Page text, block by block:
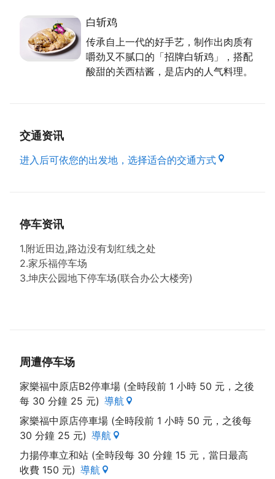
鸡，肉质够劲又不油腻，沾点酸甜的关西桔酱味道刚
好，这道白斩鸡是入厝、起家、娶媳妇或嫁女儿宴客
时，必备的圆满好菜。姜丝粉肠，选用当天现宰的温体
猪，清洗干净後，拌嫩姜丝、酱油膏、工研白醋炒，炸
菜。虽经几次搬迁，不轻易涨价的馔园仍将紮实经营，
以美食带给大家美好的用餐回忆。
白斩鸡
传承自上一代的好手艺，制作出肉质有
嚼劲又不腻口的「招牌白斩鸡」，搭配
酸甜的关西桔酱，是店内的人气料理。
交通资讯
进入后可依您的出发地，选择适合的交通方式
停车资讯
1.附近田边,路边没有划红线之处
2.家乐福停车场
3.坤庆公园地下停车场(联合办公大楼旁)
周遭停车场
家樂福中原店B2停車場 (全時段前 1 小時 50 元，之後
每 30 分鐘 25 元) 導航
家樂福中原店停車場 (全時段前 1 小時 50 元，之後每
30 分鐘 25 元) 導航
力揚停車立和站 (全時段每 30 分鐘 15 元，當日最高
收費 150 元) 導航